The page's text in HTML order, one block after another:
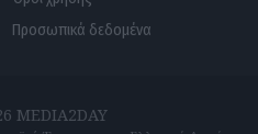
Προσωπικά δεδομένα
MEDIA2DAY